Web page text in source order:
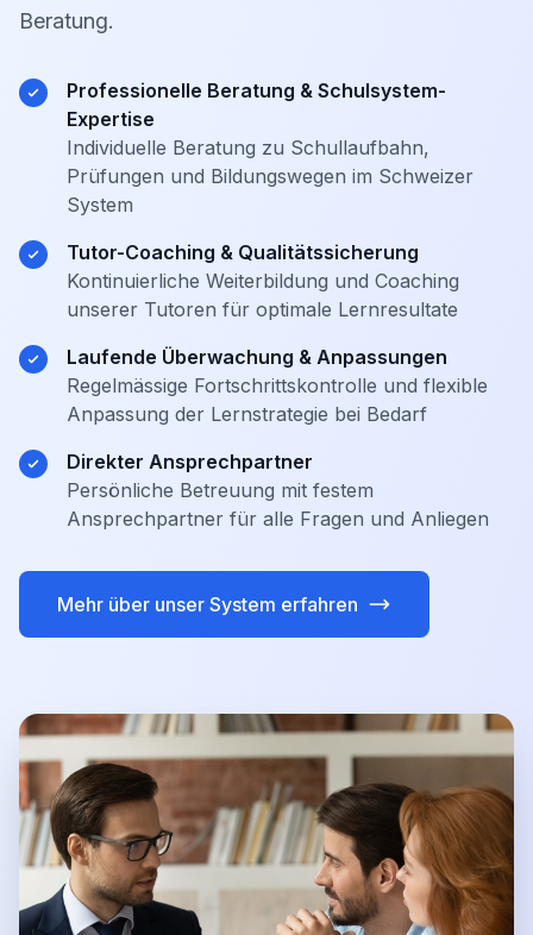
Beratung.
Professionelle Beratung & Schulsystem-
Expertise
Individuelle Beratung zu Schullaufbahn,
Prüfungen und Bildungswegen im Schweizer
System
Tutor-Coaching & Qualitätssicherung
Kontinuierliche Weiterbildung und Coaching
unserer Tutoren für optimale Lernresultate
Laufende Überwachung & Anpassungen
Regelmässige Fortschrittskontrolle und flexible
Anpassung der Lernstrategie bei Bedarf
Direkter Ansprechpartner
Persönliche Betreuung mit festem
Ansprechpartner für alle Fragen und Anliegen
Mehr über unser System erfahren